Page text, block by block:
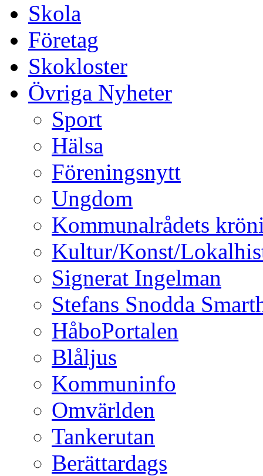
Skola
Företag
Skokloster
Övriga Nyheter
Sport
Hälsa
Föreningsnytt
Ungdom
Kommunalrådets
Kultur/Konst/
Signerat Ingelman
Stefans Snodda
HåboPortalen
Blåljus
Kommuninfo
Omvärlden
Tankerutan
Berättardags